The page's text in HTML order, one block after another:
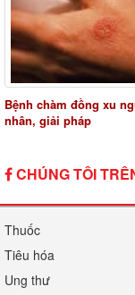
Bệnh chàm đồng xu
nhân, giải pháp
CHÚNG TÔI
Thuốc
Tiêu hóa
Ung thư